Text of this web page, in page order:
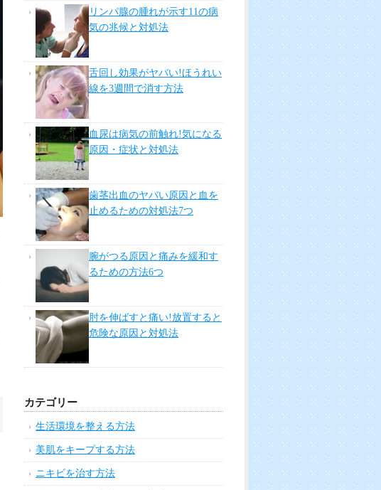
リンパ腺の腫れが示す11の病
気の兆候と対処法
舌回し効果がヤバい!ほうれい
線を3週間で消す方法
血尿は病気の前触れ!気になる
原因・症状と対処法
歯茎出血のヤバい原因と血を
止めるための対処法7つ
腕がつる原因と痛みを緩和す
るための方法6つ
肘を伸ばすと痛い!放置すると
危険な原因と対処法
カテゴリー
生活環境を整える方法
美肌をキープする方法
ニキビを治す方法